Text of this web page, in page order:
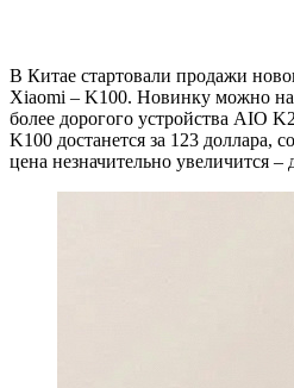
В Китае стартовали продажи
Xiaomi – K100. Новинку можно
более дорогого устройства AIO
K100 достанется за 123 доллара,
цена незначительно увеличится –